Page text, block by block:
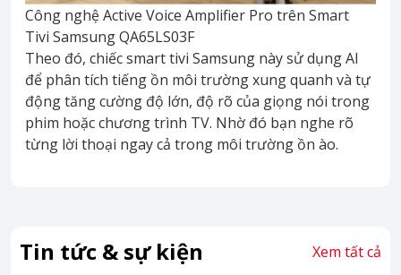
Công nghệ Active Voice Amplifier Pro trên Smart
Tivi Samsung QA65LS03F
Theo đó, chiếc smart tivi Samsung này sử dụng AI
để phân tích tiếng ồn môi trường xung quanh và tự
động tăng cường độ lớn, độ rõ của giọng nói trong
phim hoặc chương trình TV. Nhờ đó bạn nghe rõ
từng lời thoại ngay cả trong môi trường ồn ào.
Tin tức & sự kiện Xem tất cả